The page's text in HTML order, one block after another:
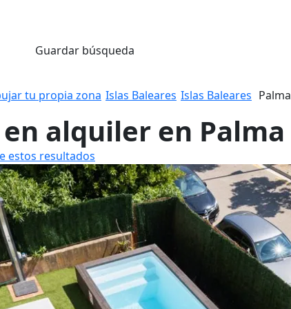
Guardar búsqueda
tu propia zona Islas Baleares Islas Baleares Palma
en alquiler en Palma
estos resultados